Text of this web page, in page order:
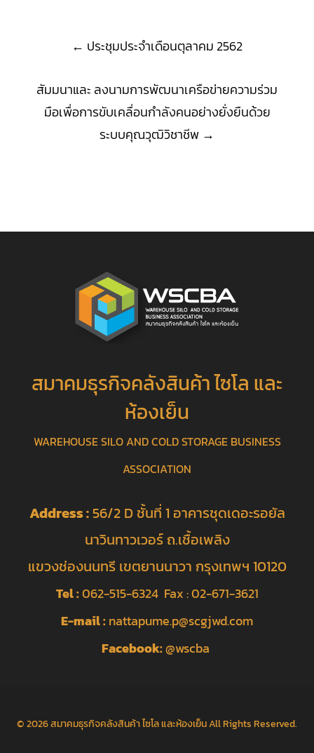
navigation
← ประชุมประจำเดือนตุลาคม 2562
สัมมนาและ ลงนามการพัฒนาเครือข่ายความร่วม
มือเพื่อการขับเคลื่อนกำลังคนอย่างยั่งยืนด้วย
ระบบคุณวุฒิวิชาชีพ →
สมาคมธุรกิจคลังสินค้า ไซโล และ
ห้องเย็น
WAREHOUSE SILO AND COLD STORAGE BUSINESS
ASSOCIATION
Address :56/2 D ชั้นที่ 1 อาคารชุดเดอะรอยัล
นาวินทาวเวอร์ ถ.เชื้อเพลิง
แขวงช่องนนทรี เขตยานนาวา กรุงเทพฯ 10120
Tel :062-515-6324 Fax : 02-671-3621
E-mail : nattapume.p@scgjwd.com
Facebook:@wscba
© 2026สมาคมธุรกิจคลังสินค้า ไซโล และห้องเย็นAll Rights Reserved.